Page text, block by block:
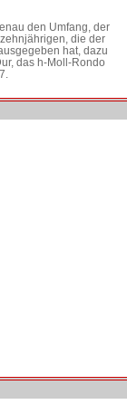
den Umfang, der
die der
hat, dazu
das h-Moll-Rondo